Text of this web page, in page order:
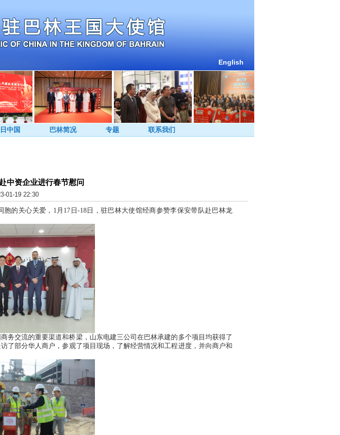
English
中国 巴林简况 专题 联系我们
中资企业进行春节慰问
01-19 22:30
的关心关爱，1月17日-18日，驻巴林大使馆经商参赞李保安带队赴巴林龙
务交流的重要渠道和桥梁，山东电建三公司在巴林承建的多个项目均获得了
了部分华人商户，参观了项目现场，了解经营情况和工程进度，并向商户和